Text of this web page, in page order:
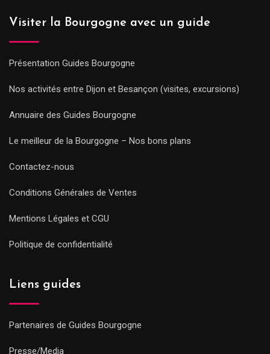
Visiter la Bourgogne avec un guide
Présentation Guides Bourgogne
Nos activités entre Dijon et Besançon (visites, excursions)
Annuaire des Guides Bourgogne
Le meilleur de la Bourgogne – Nos bons plans
Contactez-nous
Conditions Générales de Ventes
Mentions Légales et CGU
Politique de confidentialité
Liens guides
Partenaires de Guides Bourgogne
Presse/Media